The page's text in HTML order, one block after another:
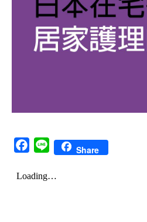
Facebook
Line Share